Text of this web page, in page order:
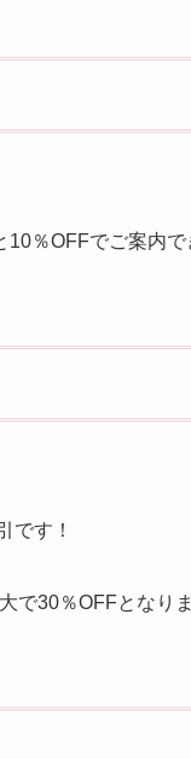
％OFFでご案内で
です！
で30％OFFとなり